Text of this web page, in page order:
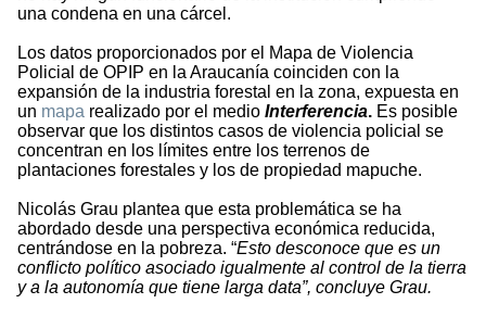
una condena en una cárcel.
Los datos proporcionados por el Mapa de Violencia
Policial de OPIP en la Araucanía coinciden con la
expansión de la industria forestal en la zona, expuesta en
un mapa realizado por el medio Interferencia. Es posible
observar que los distintos casos de violencia policial se
concentran en los límites entre los terrenos de
plantaciones forestales y los de propiedad mapuche.
Nicolás Grau plantea que esta problemática se ha
abordado desde una perspectiva económica reducida,
centrándose en la pobreza. “Esto desconoce que es un
conflicto político asociado igualmente al control de la tierra
y a la autonomía que tiene larga data”, concluye Grau.